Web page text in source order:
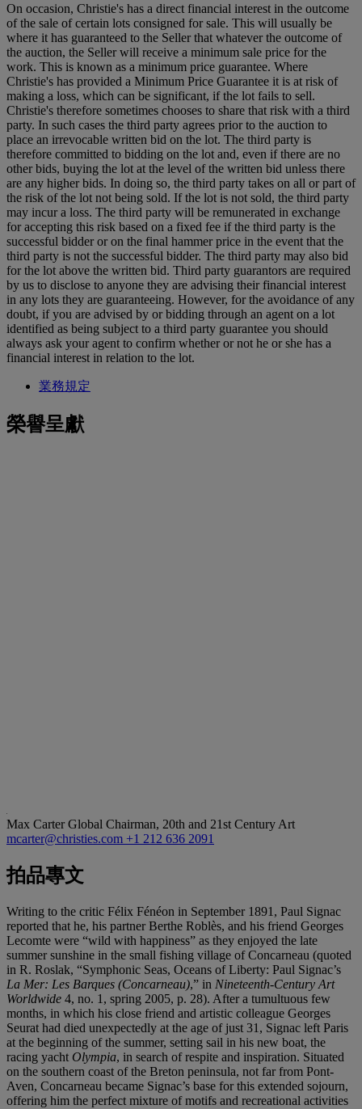
On occasion, Christie's has a direct financial interest in the outcome
of the sale of certain lots consigned for sale. This will usually be
where it has guaranteed to the Seller that whatever the outcome of
the auction, the Seller will receive a minimum sale price for the
work. This is known as a minimum price guarantee. Where
Christie's has provided a Minimum Price Guarantee it is at risk of
making a loss, which can be significant, if the lot fails to sell.
Christie's therefore sometimes chooses to share that risk with a third
party. In such cases the third party agrees prior to the auction to
place an irrevocable written bid on the lot. The third party is
therefore committed to bidding on the lot and, even if there are no
other bids, buying the lot at the level of the written bid unless there
are any higher bids. In doing so, the third party takes on all or part of
the risk of the lot not being sold. If the lot is not sold, the third party
may incur a loss. The third party will be remunerated in exchange
for accepting this risk based on a fixed fee if the third party is the
successful bidder or on the final hammer price in the event that the
third party is not the successful bidder. The third party may also bid
for the lot above the written bid. Third party guarantors are required
by us to disclose to anyone they are advising their financial interest
in any lots they are guaranteeing. However, for the avoidance of any
doubt, if you are advised by or bidding through an agent on a lot
identified as being subject to a third party guarantee you should
always ask your agent to confirm whether or not he or she has a
financial interest in relation to the lot.
業務規定
榮譽呈獻
Max CarterGlobal Chairman, 20th and 21st Century Art
mcarter@christies.com +1 212 636 2091
拍品專文
Writing to the critic Félix Fénéon in September 1891, Paul Signac
reported that he, his partner Berthe Roblès, and his friend Georges
Lecomte were “wild with happiness” as they enjoyed the late
summer sunshine in the small fishing village of Concarneau (quoted
in R. Roslak, “Symphonic Seas, Oceans of Liberty: Paul Signac’s
La Mer: Les Barques (Concarneau),” in Nineteenth-Century Art
Worldwide 4, no. 1, spring 2005, p. 28). After a tumultuous few
months, in which his close friend and artistic colleague Georges
Seurat had died unexpectedly at the age of just 31, Signac left Paris
at the beginning of the summer, setting sail in his new boat, the
racing yacht Olympia, in search of respite and inspiration. Situated
on the southern coast of the Breton peninsula, not far from Pont-
Aven, Concarneau became Signac’s base for this extended sojourn,
offering him the perfect mixture of motifs and recreational activities